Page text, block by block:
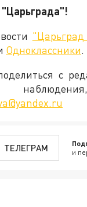
Одноклассники
с
ТЕЛЕГРАМ и